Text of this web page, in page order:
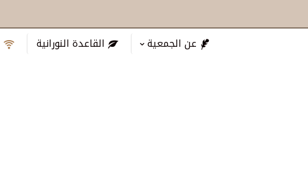
عن الجمعية القاعدة النورانية